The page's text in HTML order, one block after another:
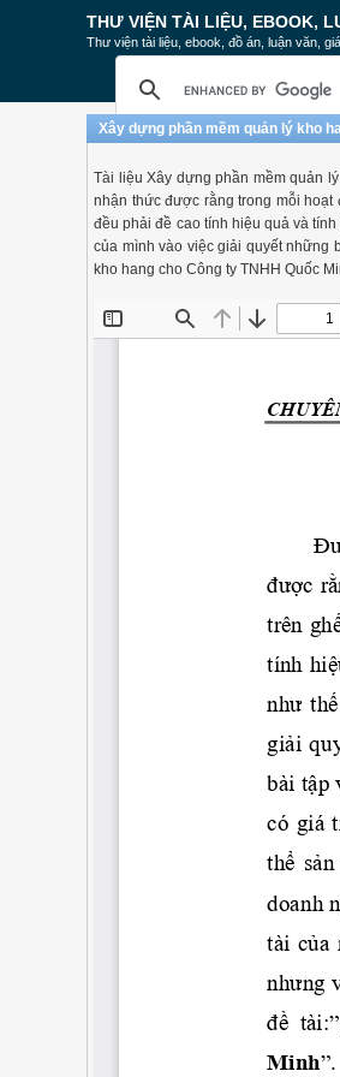
THƯ VIỆN TÀI LIỆU, EBOOK,
Thư viện tài liệu, ebook, đồ án, luận văn,
Xây dựng phần mềm quản lý kho
Tài liệu Xây dựng phần mềm quản
nhận thức được rằng trong mỗi
đều phải đề cao tính hiệu quả và
của mình vào việc giải quyết những
kho hang cho Công ty TNHH Quốc